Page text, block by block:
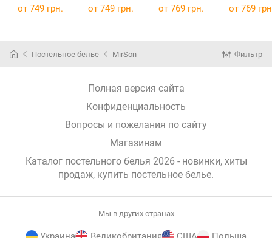
0605 Stripe
0605 Stripe
0605 Stripe
0605
от 749 грн. от 749 грн. от 769 грн. от 769
Постельное белье MirSon Фильтр
Полная версия сайта
Конфиденциальность
Вопросы и пожелания по сайту
Магазинам
Каталог постельного белья 2026 - новинки, хиты
продаж, купить постельное белье.
Мы в других странах